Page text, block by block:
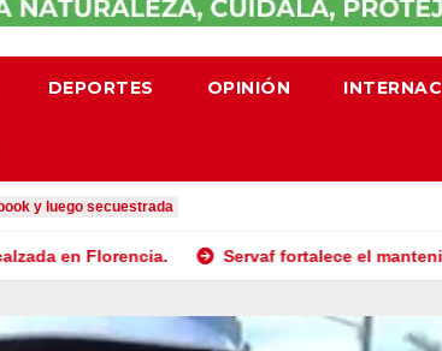
DEPORTES OPINIÓN
y luego secuestrada
Servaf fortalece el mantenimiento del